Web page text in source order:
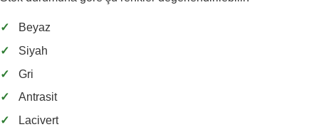
✓
Beyaz
✓
Siyah
✓
Gri
✓
Antrasit
✓
Lacivert